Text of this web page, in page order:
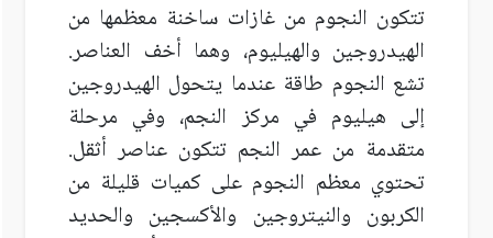
تتكون النجوم من غازات ساخنة معظمها من
الهيدروجين والهيليوم، وهما أخف العناصر.
تشع النجوم طاقة عندما يتحول الهيدروجين
إلى هيليوم في مركز النجم، وفي مرحلة
متقدمة من عمر النجم تتكون عناصر أثقل.
تحتوي معظم النجوم على كميات قليلة من
الكربون والنيتروجين والأكسجين والحديد